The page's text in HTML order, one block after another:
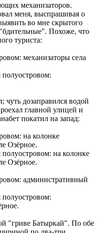
механизаторов.
меня, выспрашивая о
во мне скрытого
Похоже, что
туриста:
чуть дозаправился водой
главной улицей и
покатил на запад:
на колонке
Озёрное.
"гриве Батыркай". По обе